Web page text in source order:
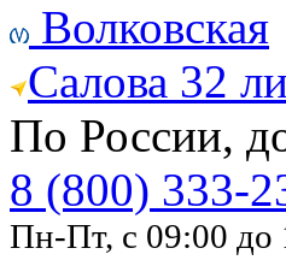
Волковская
Салова 32
По России,
8 (800) 333-
Пн-Пт, с 09:00